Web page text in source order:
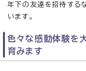
年下の友達を招待する
います。
色々な感動体験を
育みます